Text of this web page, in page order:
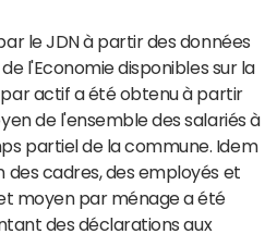
le JDN à partir des données
l'Economie disponibles sur la
actif a été obtenu à partir
de l'ensemble des salariés à
partiel de la commune. Idem
des cadres, des employés et
moyen par ménage a été
des déclarations aux